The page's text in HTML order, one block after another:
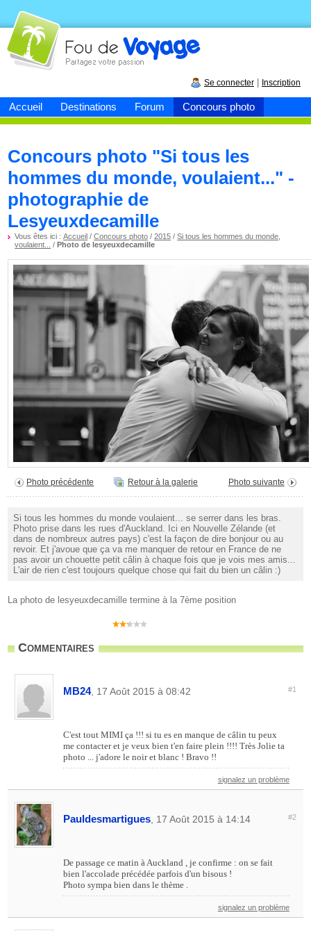
Accueil Destinations Forum Concours photo
Fou devoyage
Se connecter Inscription
Concours photo "Si tous les
hommes du monde, voulaient..." -
photographie de
Lesyeuxdecamille
Vous êtes ici :Accueil /Concours photo /2015 /Si tous les hommes du monde,
voulaient...
/Photo de lesyeuxdecamille
Photo précédente Retour à la galerie Photo suivante
Si tous les hommes du monde voulaient... se serrer dans les bras.
Photo prise dans les rues d'Auckland. Ici en Nouvelle Zélande (et
dans de nombreux autres pays) c'est la façon de dire bonjour ou au
revoir. Et j'avoue que ça va me manquer de retour en France de ne
pas avoir un chouette petit câlin à chaque fois que je vois mes amis...
L'air de rien c'est toujours quelque chose qui fait du bien un câlin :)
La photo de lesyeuxdecamille termine à la 7ème position
Commentaires
MB24, 17 Août 2015 à 08:42 #1
C'est tout MIMI ça !!! si tu es en manque de câlin tu peux
me contacter et je veux bien t'en faire plein !!!! Très Jolie ta
photo ... j'adore le noir et blanc ! Bravo !!
signalez un problème
Pauldesmartigues , 17 Août 2015 à 14:14 #2
De passage ce matin à Auckland , je confirme : on se fait
bien l'accolade précédée parfois d'un bisous !
Photo sympa bien dans le thème .
signalez un problème